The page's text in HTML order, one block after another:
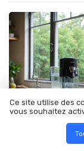
•
Ce site utilise des
vous souhaitez